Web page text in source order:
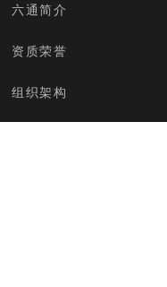
六通简介
资质荣誉
组织架构